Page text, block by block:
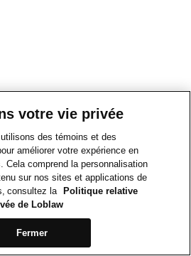
votre vie privée
des témoins et des
améliorer votre expérience en
Cela comprend la personnalisation
sur nos sites et applications de
consultez la
Politique relative
de Loblaw
Fermer